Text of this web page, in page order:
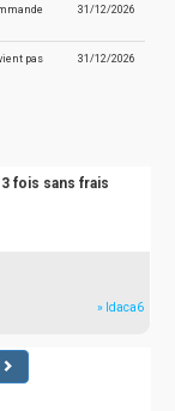
31/12/2026
pas
31/12/2026
fois sans frais
» Idaca6